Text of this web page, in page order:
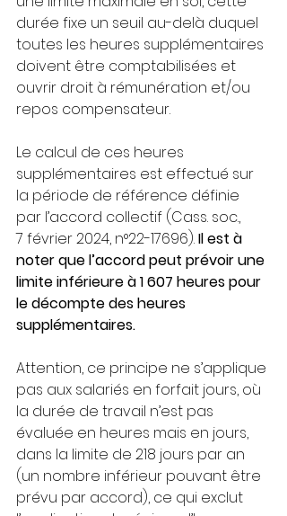
durée fixe un seuil au-delà duquel
toutes les heures supplémentaires
doivent être comptabilisées et
ouvrir droit à rémunération et/ou
repos compensateur.
Le calcul de ces heures
supplémentaires est effectué sur
la période de référence définie
par l’accord collectif (Cass. soc.,
7 février 2024, n°22-17696). Il est à
noter que l’accord peut prévoir une
limite inférieure à 1 607 heures pour
le décompte des heures
supplémentaires.
Attention, ce principe ne s’applique
pas aux salariés en forfait jours, où
la durée de travail n’est pas
évaluée en heures mais en jours,
dans la limite de 218 jours par an
(un nombre inférieur pouvant être
prévu par accord), ce qui exclut